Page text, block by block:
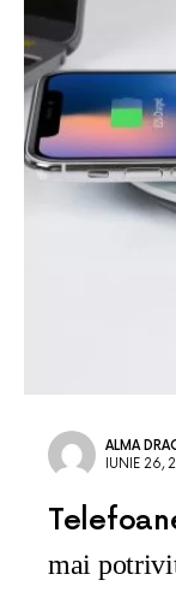
ALMA
IUNIE 26,
mai